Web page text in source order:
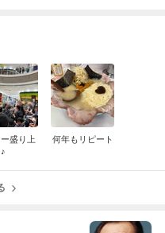
盛り上
何年もリピート